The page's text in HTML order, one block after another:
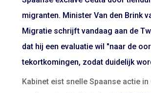
migranten. Minister Van den Brink
Migratie schrijft vandaag aan de
dat hij een evaluatie wil "naar de
tekortkomingen, zodat duidelijk
Kabinet eist snelle Spaanse actie in